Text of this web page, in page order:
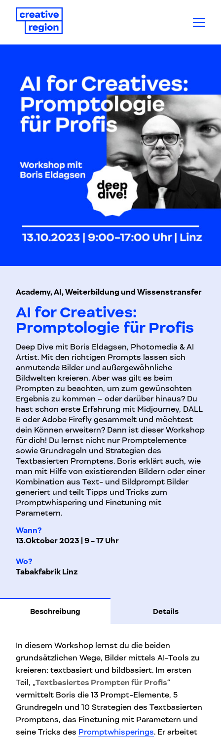
Academy, AI, Weiterbildung und Wissenstransfer
AI for Creatives:
Promptologie für Profis
Deep Dive mit Boris Eldagsen, Photomedia & AI
Artist. Mit den richtigen Prompts lassen sich
anmutende Bilder und außergewöhnliche
Bildwelten kreieren. Aber was gilt es beim
Prompten zu beachten, um zum gewünschten
Ergebnis zu kommen – oder darüber hinaus? Du
hast schon erste Erfahrung mit Midjourney, DALL
E oder Adobe Firefly gesammelt und möchtest
dein Können erweitern? Dann ist dieser Workshop
für dich! Du lernst nicht nur Promptelemente
sowie Grundregeln und Strategien des
Textbasierten Promptens. Boris erklärt auch, wie
man mit Hilfe von existierenden Bildern oder einer
Kombination aus Text- und Bildprompt Bilder
generiert und teilt Tipps und Tricks zum
Promptwhispering und Finetuning mit
Parametern.
Wann?
13.Oktober 2023 | 9 - 17 Uhr
Wo?
Tabakfabrik Linz
Beschreibung Details
In diesem Workshop lernst du die beiden
grundsätzlichen Wege, Bilder mittels AI-Tools zu
kreieren: textbasiert und bildbasiert. Im ersten
Teil, „Textbasiertes Prompten für Profis“
vermittelt Boris die 13 Prompt-Elemente, 5
Grundregeln und 10 Strategien des Textbasierten
Promptens, das Finetuning mit Parametern und
seine Tricks des Promptwhisperings. Er arbeitet